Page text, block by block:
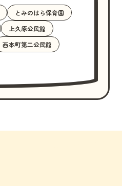
とみのはら保育園
上久原公民館
西本町第二公民館